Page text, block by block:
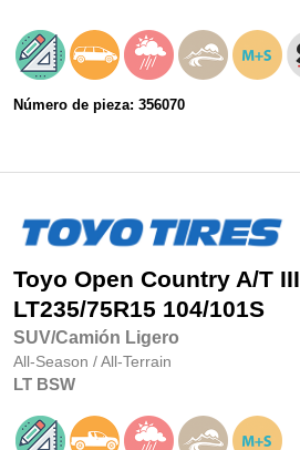
Número de pieza: 356070
Toyo Open Country A/T III
LT235/75R15 104/101S
SUV/Camión Ligero
All-Season /All-Terrain
LT BSW